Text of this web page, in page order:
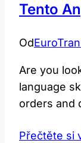
Tento
Od
Are you
language
orders and
Přečtěte si